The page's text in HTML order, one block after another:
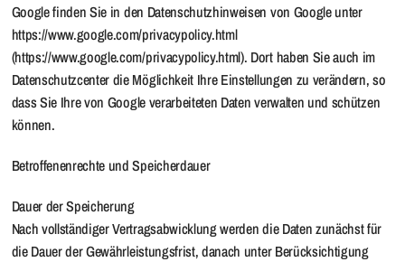
Google finden Sie in den Datenschutzhinweisen von Google unter
https://www.google.com/privacypolicy.html
(https://www.google.com/privacypolicy.html). Dort haben Sie auch im
Datenschutzcenter die Möglichkeit Ihre Einstellungen zu verändern, so
dass Sie Ihre von Google verarbeiteten Daten verwalten und schützen
können.
Betroffenenrechte und Speicherdauer
Dauer der Speicherung
Nach vollständiger Vertragsabwicklung werden die Daten zunächst für
die Dauer der Gewährleistungsfrist, danach unter Berücksichtigung